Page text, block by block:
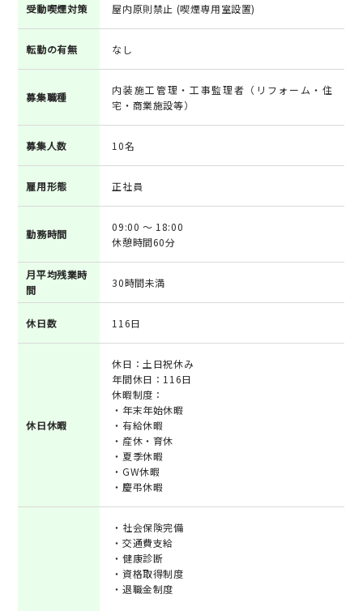
受動喫煙対策 屋内原則禁止 (喫煙専用室設置)
転勤の有無 なし
募集職種
内装施工管理・工事監理者（リフォーム・住
宅・商業施設等）
募集人数 10名
雇用形態 正社員
勤務時間
09:00 ～ 18:00
休憩時間60分
月平均残業時
間
30時間未満
休日数 116日
休日休暇
休日：土日祝休み
年間休日：116日
休暇制度：
・年末年始休暇
・有給休暇
・産休・育休
・夏季休暇
・GW休暇
・慶弔休暇
・社会保険完備
・交通費支給
・健康診断
・資格取得制度
・退職金制度